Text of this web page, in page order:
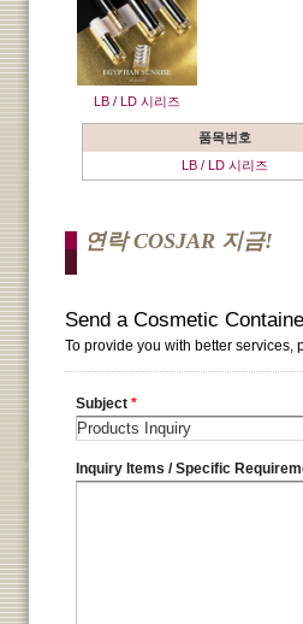
LB / LD 시리즈
품목번호
LB / LD 시리즈
연락 COSJAR 지금!